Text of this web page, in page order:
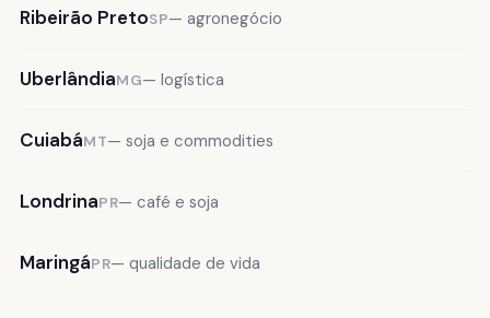
Ribeirão PretoSP— agronegócio
UberlândiaMG— logística
CuiabáMT— soja e commodities
LondrinaPR— café e soja
MaringáPR— qualidade de vida